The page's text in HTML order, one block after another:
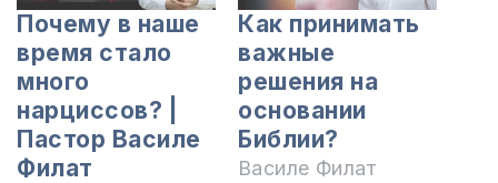
Почему в наше
время стало
много
нарциссов? |
Пастор Василе
Филат
Как принимать
важные
решения на
основании
Библии?
Василе Филат